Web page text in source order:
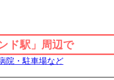
ド駅」周辺で
院・駐車場など